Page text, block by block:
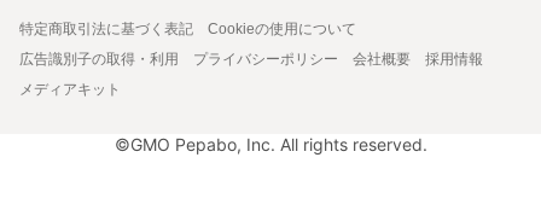
特定商取引法に基づく表記
Cookieの使用について
広告識別子の取得・利用
プライバシーポリシー 会社概要
採用情報
メディアキット
©GMO Pepabo, Inc. All rights reserved.